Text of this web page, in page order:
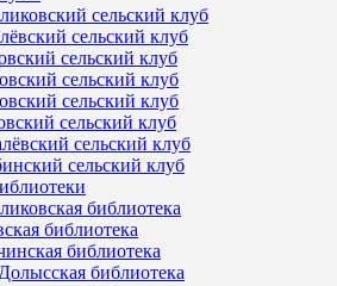
сельский клуб
сельский клуб
сельский клуб
сельский клуб
сельский клуб
сельский клуб
сельский клуб
сельский клуб
библиотека
библиотека
библиотека
библиотека